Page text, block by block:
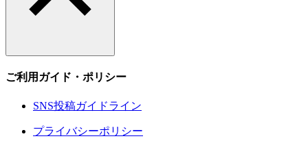
ご利用ガイド・ポリシー
SNS投稿ガイドライン
プライバシーポリシー